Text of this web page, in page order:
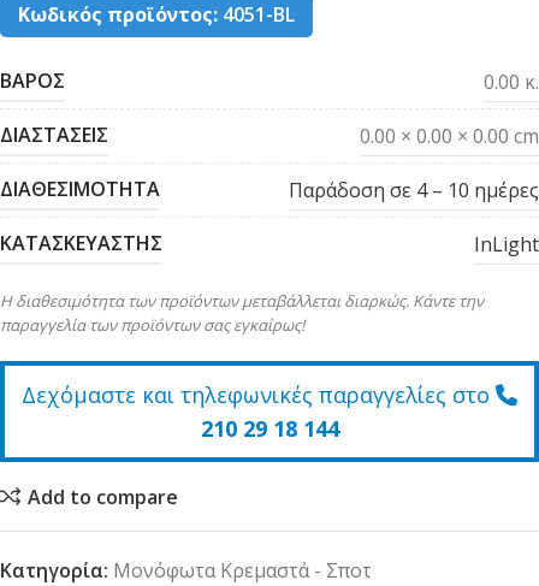
Κωδικός προϊόντος: 4051-BL
ΒΑΡΟΣ 0.00 κ.
ΔΙΑΣΤΑΣΕΙΣ 0.00 × 0.00 × 0.00 cm
ΔΙΑΘΕΣΙΜΟΤΗΤΑ Παράδοση σε 4 – 10 ημέρες
ΚΑΤΑΣΚΕΥΑΣΤΗΣ InLight
Η διαθεσιμότητα των προϊόντων μεταβάλλεται διαρκώς. Κάντε την
παραγγελία των προϊόντων σας εγκαίρως!
Δεχόμαστε και τηλεφωνικές παραγγελίες στο
210 29 18 144
Add to compare
Κατηγορία: Μονόφωτα Κρεμαστά - Σποτ